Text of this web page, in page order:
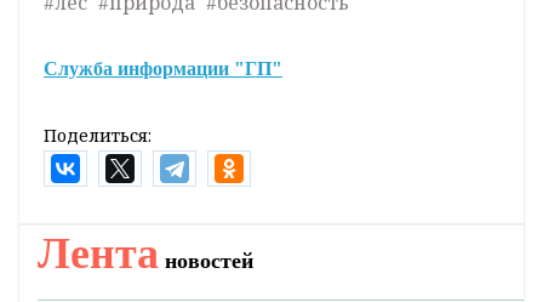
оперативно обновляются данные о ситуации
Интерактивная карта запретов и
актуализируется.
Оперативные и актуальные новости